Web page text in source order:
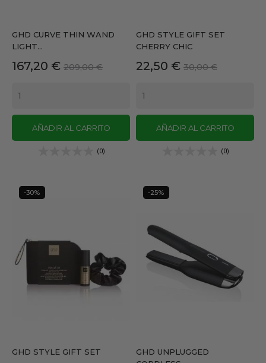
GHD CURVE THIN WAND
LIGHT...
Precio
167,20 € Precio
209,00 €
AÑADIR AL CARRITO
(0)
GHD STYLE GIFT SET
CHERRY CHIC
Precio
22,50 € Precio
30,00 €
AÑADIR AL CARRITO
(0)
GHD STYLE GIFT SET
-30%
GHD UNPLUGGED
-25%